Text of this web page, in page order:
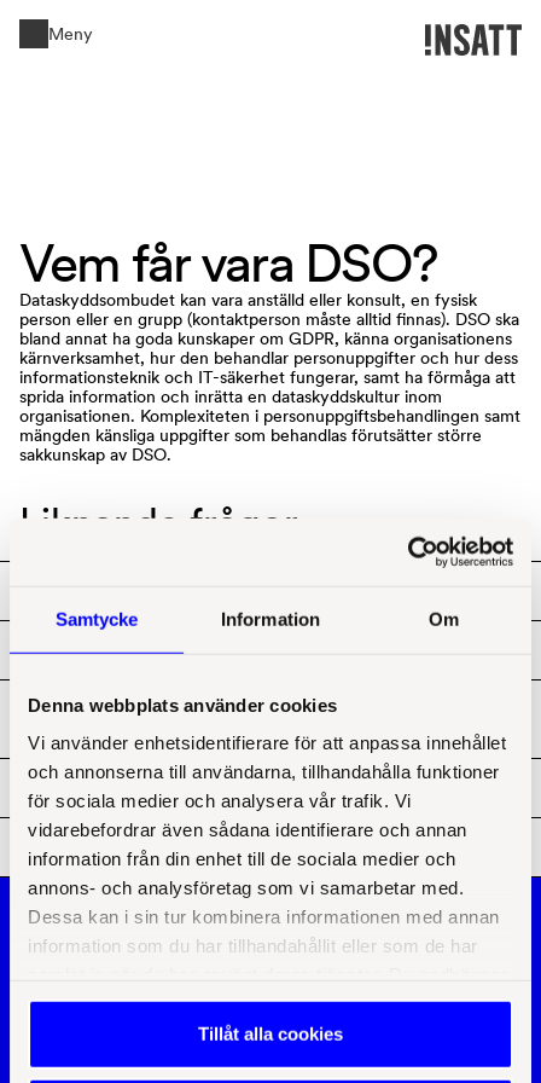
Samtycke Information Om
Denna webbplats använder cookies
Vi använder enhetsidentifierare för att anpassa innehållet
och annonserna till användarna, tillhandahålla funktioner
för sociala medier och analysera vår trafik. Vi
vidarebefordrar även sådana identifierare och annan
information från din enhet till de sociala medier och
annons- och analysföretag som vi samarbetar med.
Dessa kan i sin tur kombinera informationen med annan
information som du har tillhandahållit eller som de har
våra cookies vid inlämnande av samtycke till
behandlingen. Du kan när som helst ta tillbaka eller ändra
ditt samtycke genom att klicka på ikonen i det nedre
Tillåt alla cookies
Meny Stäng
Vem får vara DSO?
Dataskyddsombudet kan vara anställd eller konsult, en fysisk
person eller en grupp (kontaktperson måste alltid finnas). DSO ska
bland annat ha goda kunskaper om GDPR, känna organisationens
kärnverksamhet, hur den behandlar personuppgifter och hur dess
informationsteknik och IT-säkerhet fungerar, samt ha förmåga att
sprida information och inrätta en dataskyddskultur inom
organisationen. Komplexiteten i personuppgiftsbehandlingen samt
mängden känsliga uppgifter som behandlas förutsätter större
sakkunskap av DSO.
Liknande frågor
Hur påverkar AI juridiken och hänger juridiken med?
Jag behöver hjälp med att säga upp en person. Kan ni
Träffar GDPR alla bolag?
Tjänsteområden
Bolagsjurist
Dataskydd/GDPR
Om oss
Utbildningar
Karriär
Samarbetspartners
Örebro
Kunskap
Nyheter & artiklar